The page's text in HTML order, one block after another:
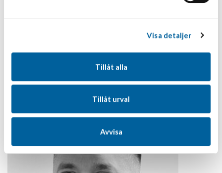
Visa detaljer
Tillåt alla
Tillåt urval
Avvisa
Peter Möller